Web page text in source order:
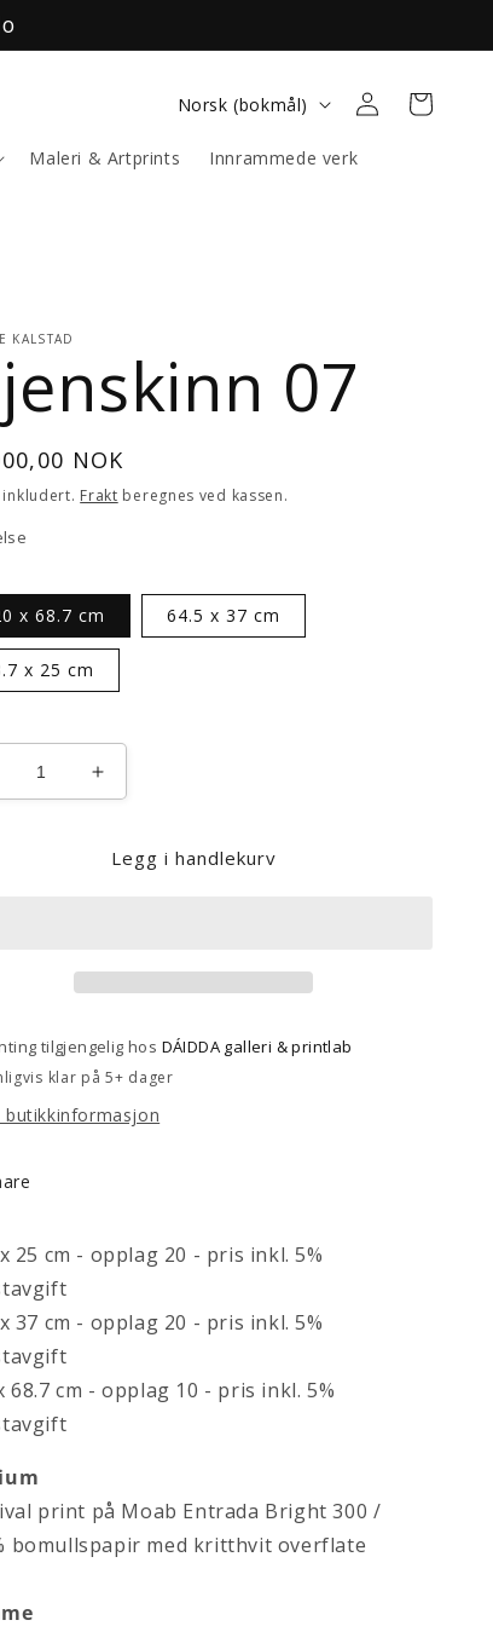
Maleri & Artprints Innrammede verk
S
p
Norsk (bokmål)
Logg
inn
Handlekurv
KALSTAD
07
NOK
Frakt beregnes ved kassen.
x 68.7 cm 64.5 x 37 cm
x 25 cm
Øk
antallet
Gjenskinn
Legg i handlekurv
tilgjengelig hos DÁIDDA galleri & printlab
klar på 5+ dager
butikkinformasjon
25 cm - opplag 20 - pris inkl. 5%
37 cm - opplag 20 - pris inkl. 5%
68.7 cm - opplag 10 - pris inkl. 5%
print på Moab Entrada Bright 300 /
bomullspapir med kritthvit overflate